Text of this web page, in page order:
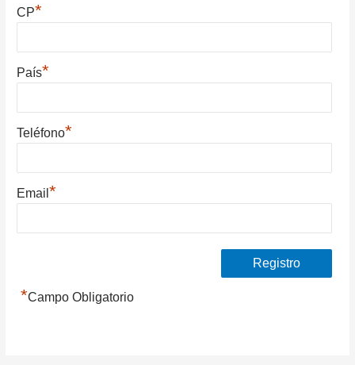
CP*
País*
Teléfono*
Email*
*Campo Obligatorio